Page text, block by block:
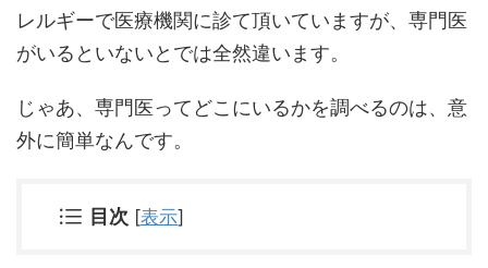
レルギーで医療機関に診て頂いていますが、専門医
がいるといないとでは全然違います。
じゃあ、専門医ってどこにいるかを調べるのは、意
外に簡単なんです。
目次 [表示]